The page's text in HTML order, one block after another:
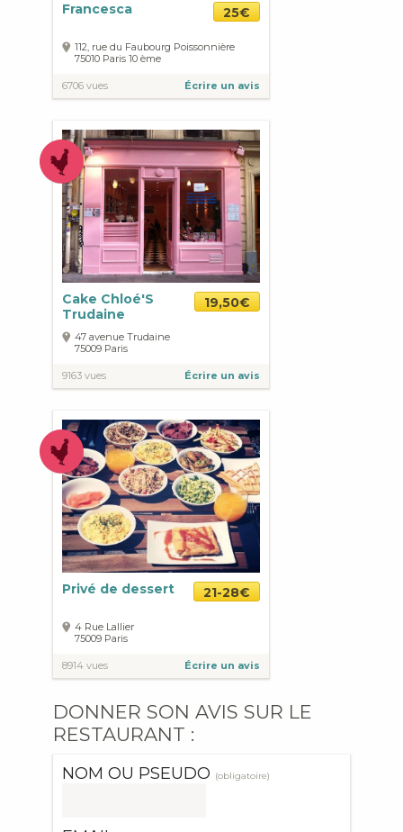
Francesca 25€
112, rue du Faubourg Poissonnière
75010 Paris 10 ème
6706 vues Écrire un avis
Cake Chloé'S
Trudaine
19,50€
47 avenue Trudaine
75009 Paris
9163 vues Écrire un avis
Privé de dessert 21-28€
4 Rue Lallier
75009 Paris
8914 vues Écrire un avis
DONNER SON AVIS SUR LE
RESTAURANT :
NOM OU PSEUDO (obligatoire)